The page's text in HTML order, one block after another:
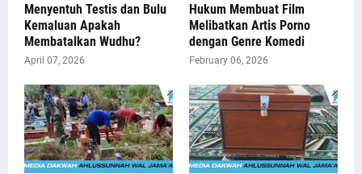
Menyentuh Testis dan Bulu
Kemaluan Apakah
Membatalkan Wudhu?
April 07, 2026
Hukum Membuat Film
Melibatkan Artis Porno
dengan Genre Komedi
February 06, 2026